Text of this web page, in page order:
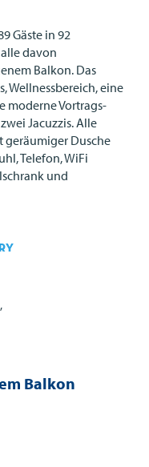
Gäste in 92
davon
Balkon. Das
Wellnessbereich, eine
moderne Vortrags-
Jacuzzis. Alle
geräumiger Dusche
Telefon, WiFi
und
Balkon